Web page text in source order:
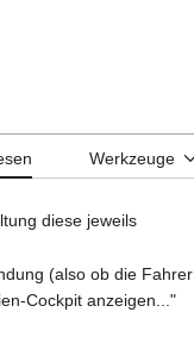
Werkzeuge
diese jeweils
(also ob die Fahrer
Cockpit anzeigen..."